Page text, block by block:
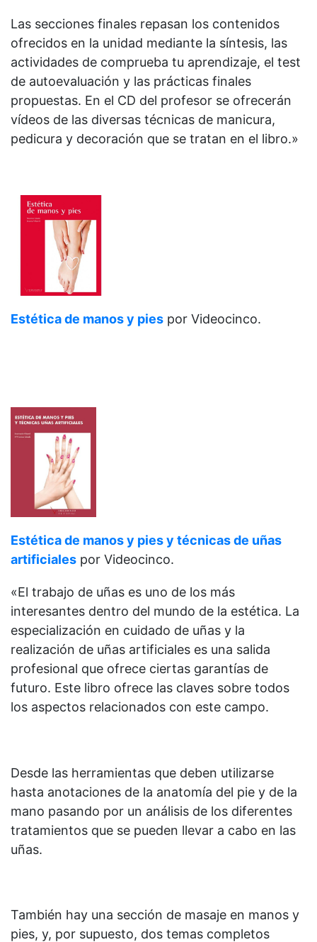
Las secciones finales repasan los contenidos
ofrecidos en la unidad mediante la síntesis, las
actividades de comprueba tu aprendizaje, el test
de autoevaluación y las prácticas finales
propuestas. En el CD del profesor se ofrecerán
vídeos de las diversas técnicas de manicura,
pedicura y decoración que se tratan en el libro.»
Estética de manos y pies por Videocinco.
Estética de manos y pies y técnicas de uñas
artificiales por Videocinco.
«El trabajo de uñas es uno de los más
interesantes dentro del mundo de la estética. La
especialización en cuidado de uñas y la
realización de uñas artificiales es una salida
profesional que ofrece ciertas garantías de
futuro. Este libro ofrece las claves sobre todos
los aspectos relacionados con este campo.
Desde las herramientas que deben utilizarse
hasta anotaciones de la anatomía del pie y de la
mano pasando por un análisis de los diferentes
tratamientos que se pueden llevar a cabo en las
uñas.
También hay una sección de masaje en manos y
pies, y, por supuesto, dos temas completos